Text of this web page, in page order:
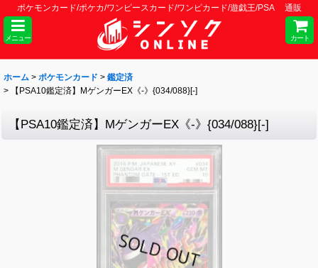
ポケモンカード/ポケカ/ワンピースカード/ワンピカード/遊戯王/PSA 通販
メニュー カート
ホーム > ポケモンカード > 鑑定済
>
【PSA10鑑定済】MゲンガーEX《-》{034/088}[-]
【PSA10鑑定済】MゲンガーEX《-》{034/088}[-]